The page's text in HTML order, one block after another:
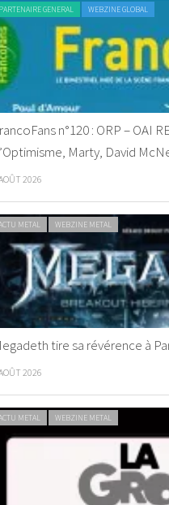
GENERAL WEBZINE GLOBAL
n°120 : ORP – OAI
Marty, David
2026
METAL WEBZINE METAL
tire sa révérence à
2026
METAL WEBZINE METAL